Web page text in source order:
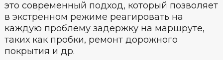
это современный подход, который позволяет
в экстренном режиме реагировать на
каждую проблему задержку на маршруте,
таких как пробки, ремонт дорожного
покрытия и др.